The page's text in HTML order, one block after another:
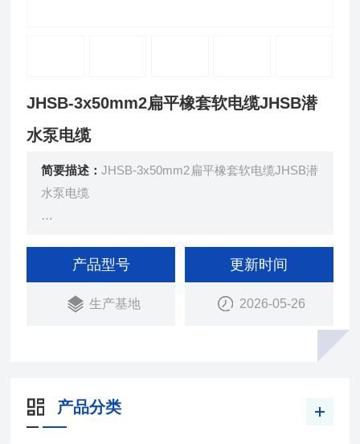
JHSB-3x50mm2扁平橡套软电缆JHSB潜
水泵电缆
简要描述：JHSB-3x50mm2扁平橡套软电缆JHSB潜
水泵电缆
电机上传输电能用。在长期浸水及较大的水压下，具
有好的电气绝缘性能。防水橡套电缆弯曲性能好，能
承受经常的移动.
产品型号
生产基地
更新时间
2026-05-26
产品分类